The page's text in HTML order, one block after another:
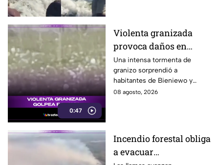
0:47
Violenta granizada
provoca daños en
vehículos en Polonia
Una intensa tormenta de
granizo sorprendió a
habitantes de Bieniewo y
provocó daños en los cristales
08 agosto, 2026
Incendio forestal obliga
a evacuar